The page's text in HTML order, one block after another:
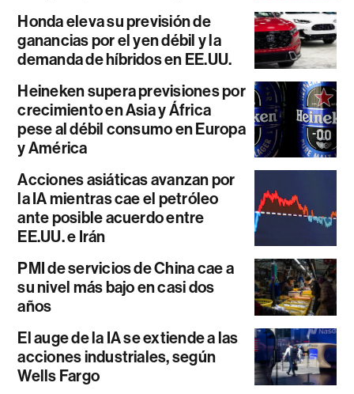
Honda eleva su previsión de
ganancias por el yen débil y la
demanda de híbridos en EE.UU.
Heineken supera previsiones por
crecimiento en Asia y África
pese al débil consumo en Europa
y América
Acciones asiáticas avanzan por
la IA mientras cae el petróleo
ante posible acuerdo entre
EE.UU. e Irán
PMI de servicios de China cae a
su nivel más bajo en casi dos
años
El auge de la IA se extiende a las
acciones industriales, según
Wells Fargo